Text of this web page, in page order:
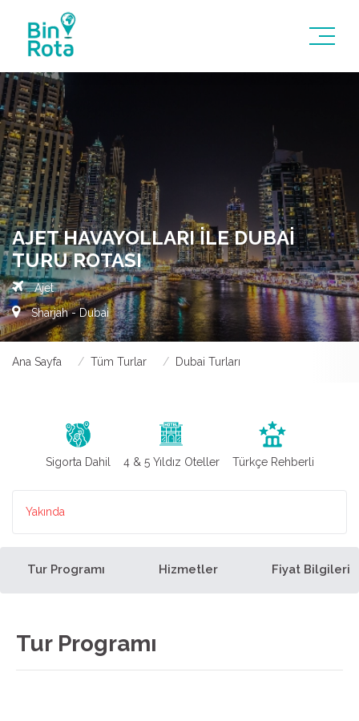
AJET HAVAYOLLARI İLE DUBAI
TURU ROTASI
Ajet
Sharjah - Dubai
Ana Sayfa Tüm Turlar Dubai Turları
Sigorta Dahil 4 & 5 Yıldız Oteller Türkçe Rehberli
Yakında
Tur Programı Hizmetler Fiyat Bilgileri
Tur Programı